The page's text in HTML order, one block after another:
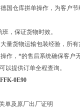
国仓库拼单操作，为客户
，保证货物时效。
量货物运输包装经验，所
作，*的售后系统确保客户
以提供订单全程查询。
0E90
单及原厂出厂证明